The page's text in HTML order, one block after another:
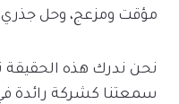
مؤقت ومزعج، وحل جذري
نحن ندرك هذه الحقيقة
سمعتنا كشركة رائدة